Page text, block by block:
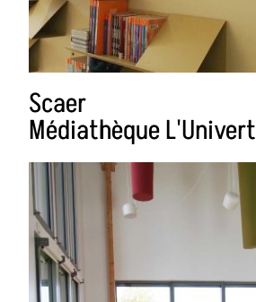
Scaer
Médiathèque L'Univert